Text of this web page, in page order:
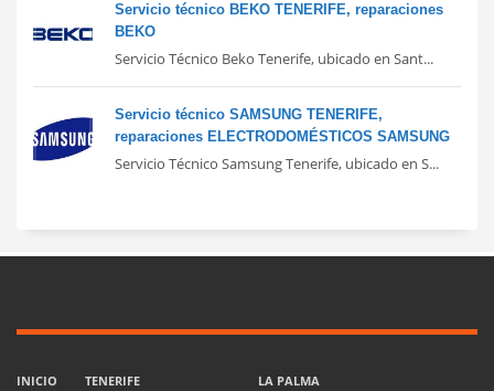
Servicio técnico BEKO TENERIFE, reparaciones
BEKO
Servicio Técnico Beko Tenerife, ubicado en Sant...
Servicio técnico SAMSUNG TENERIFE,
reparaciones ELECTRODOMÉSTICOS SAMSUNG
Servicio Técnico Samsung Tenerife, ubicado en S...
INICIO
TENERIFE
LA PALMA